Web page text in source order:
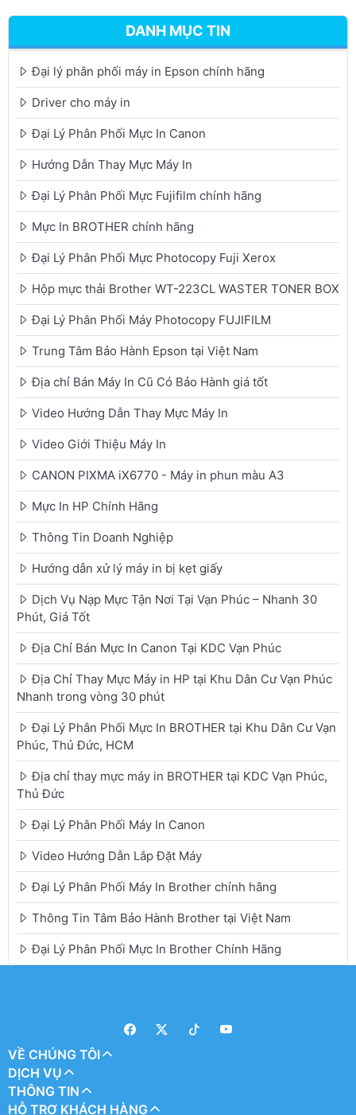
DANH MỤC TIN
Đại lý phân phối máy in Epson chính hãng
Driver cho máy in
Đại Lý Phân Phối Mực In Canon
Hướng Dẫn Thay Mực Máy In
Đại Lý Phân Phối Mực Fujifilm chính hãng
Mực In BROTHER chính hãng
Đại Lý Phân Phối Mực Photocopy Fuji Xerox
Hộp mực thải Brother WT-223CL WASTER TONER BOX
Đại Lý Phân Phối Máy Photocopy FUJIFILM
Trung Tâm Bảo Hành Epson tại Việt Nam
Địa chỉ Bán Máy In Cũ Có Bảo Hành giá tốt
Video Hướng Dẫn Thay Mực Máy In
Video Giới Thiệu Máy In
CANON PIXMA iX6770 - Máy in phun màu A3
Mực In HP Chính Hãng
Thông Tin Doanh Nghiệp
Hướng dẫn xử lý máy in bị kẹt giấy
Dịch Vụ Nạp Mực Tận Nơi Tại Vạn Phúc – Nhanh 30
Phút, Giá Tốt
Địa Chỉ Bán Mực In Canon Tại KDC Vạn Phúc
Địa Chỉ Thay Mực Máy in HP tại Khu Dân Cư Vạn Phúc
Nhanh trong vòng 30 phút
Đại Lý Phân Phối Mực In BROTHER tại Khu Dân Cư Vạn
Phúc, Thủ Đức, HCM
Địa chỉ thay mực máy in BROTHER tại KDC Vạn Phúc,
Thủ Đức
Đại Lý Phân Phối Máy In Canon
Video Hướng Dẫn Lắp Đặt Máy
Đại Lý Phân Phối Máy In Brother chính hãng
Thông Tin Tâm Bảo Hành Brother tại Việt Nam
Đại Lý Phân Phối Mực In Brother Chính Hãng
VỀ CHÚNG TÔI
DỊCH VỤ
THÔNG TIN
HỖ TRỢ KHÁCH HÀNG